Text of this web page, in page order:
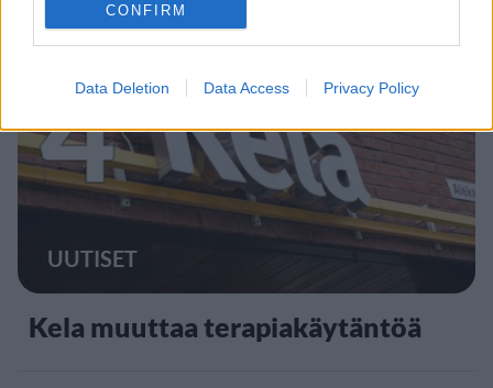
CONFIRM
Data Deletion Data Access Privacy Policy
4
UUTISET
Kela muuttaa terapiakäytäntöä